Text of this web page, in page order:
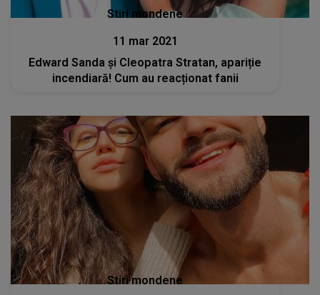
Stiri mondene
11 mar 2021
Edward Sanda și Cleopatra Stratan, apariție
incendiară! Cum au reacționat fanii
Stiri mondene